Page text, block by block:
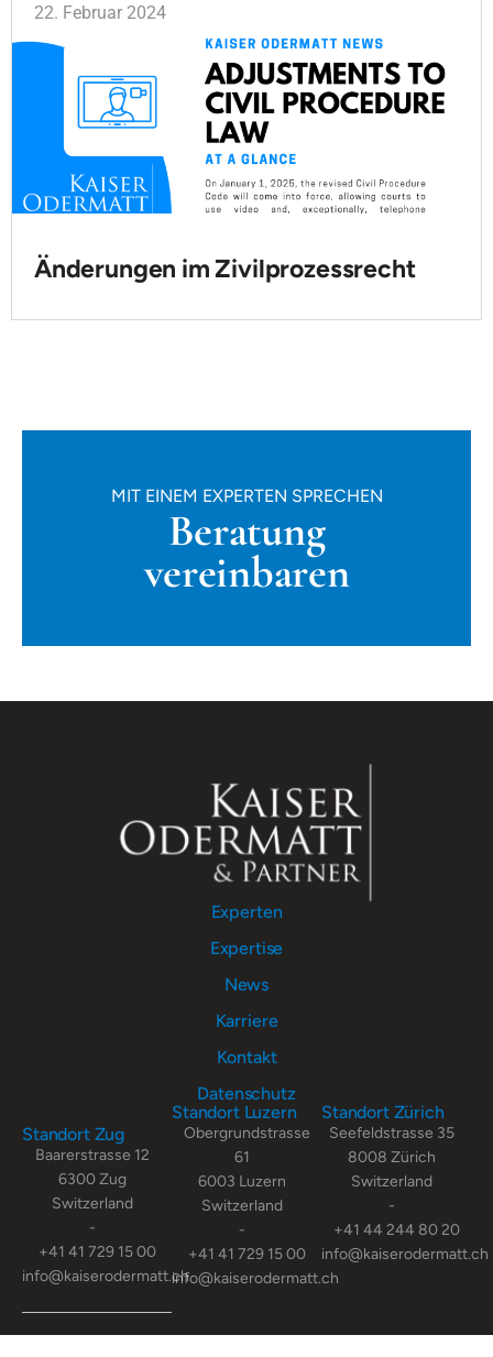
22. Februar 2024
Änderungen im Zivilprozessrecht
MIT EINEM EXPERTEN SPRECHEN
Beratung
vereinbaren
Experten
Expertise
News
Karriere
Kontakt
Datenschutz
Standort Zug
Baarerstrasse 12
6300 Zug
Switzerland
-
+41 41 729 15 00
info@kaiserodermatt.ch
Standort Luzern
Obergrundstrasse
61
6003 Luzern
Switzerland
-
+41 41 729 15 00
info@kaiserodermatt.ch
Standort Zürich
Seefeldstrasse 35
8008 Zürich
Switzerland
-
+41 44 244 80 20
info@kaiserodermatt.ch